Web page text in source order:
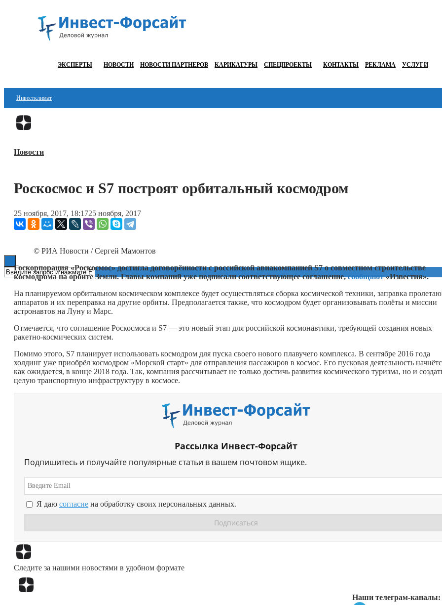
ЭКСПЕРТЫ НОВОСТИ НОВОСТИ ПАРТНЕРОВ КАРИКАТУРЫ СПЕЦПРОЕКТЫ КОНТАКТЫ РЕКЛАМА УСЛУГИ
Инвестклимат
Финансы
Блокчейн
ESG
Новости
Роскосмос и S7 построят орбитальный космодром
25 ноября, 2017, 18:1725 ноября, 2017
© РИА Новости / Сергей Мамонтов
Госкорпорация «Роскосмос» достигла договорённости с российской авиакомпанией S7 о совместном строительстве
космодрома на орбите Земли. Главы компаний уже подписали соответствующее соглашение,сообщают«Известия».
На планируемом орбитальном космическом комплексе будет осуществляться сборка космической техники, заправка
аппаратов и их переправка на другие орбиты. Предполагается также, что космодром будет организовывать полёты и миссии
астронавтов на Луну и Марс.
Отмечается, что соглашение Роскосмоса и S7 — это новый этап для российской космонавтики, требующей создания новых
ракетно-космических систем.
Помимо этого, S7 планирует использовать космодром для пуска своего нового плавучего комплекса. В сентябре 2016 года
холдинг уже приобрёл космодром «Морской старт» для отправления пассажиров в космос. Его пусковая деятельность
как ожидается, в конце 2018 года. Так, компания рассчитывает не только достичь развития космического туризма, но и
целую транспортную инфраструктуру в космосе.
Рассылка Инвест-Форсайт
Подпишитесь и получайте популярные статьи в вашем почтовом ящике.
Я даю согласие на обработку своих персональных данных.
Следите за нашими новостями в удобном формате
Наши телеграм-каналы: